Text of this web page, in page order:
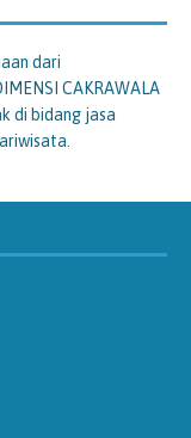
dari
CAKRAWALA
di bidang jasa